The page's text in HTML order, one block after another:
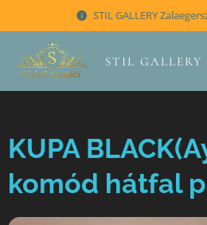
STIL GALLERY
STIL GALLERY
KUPA
komód hátfal